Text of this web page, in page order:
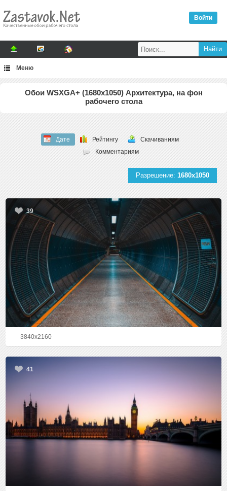
Войти
Меню
Обои WSXGA+ (1680x1050) Архитектура, на фон
рабочего стола
Дате Рейтингу
Скачиваниям
Комментариям
Разрешение: 1680x1050
39
3840x2160
41